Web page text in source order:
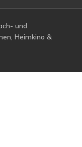
und
Heimkino &